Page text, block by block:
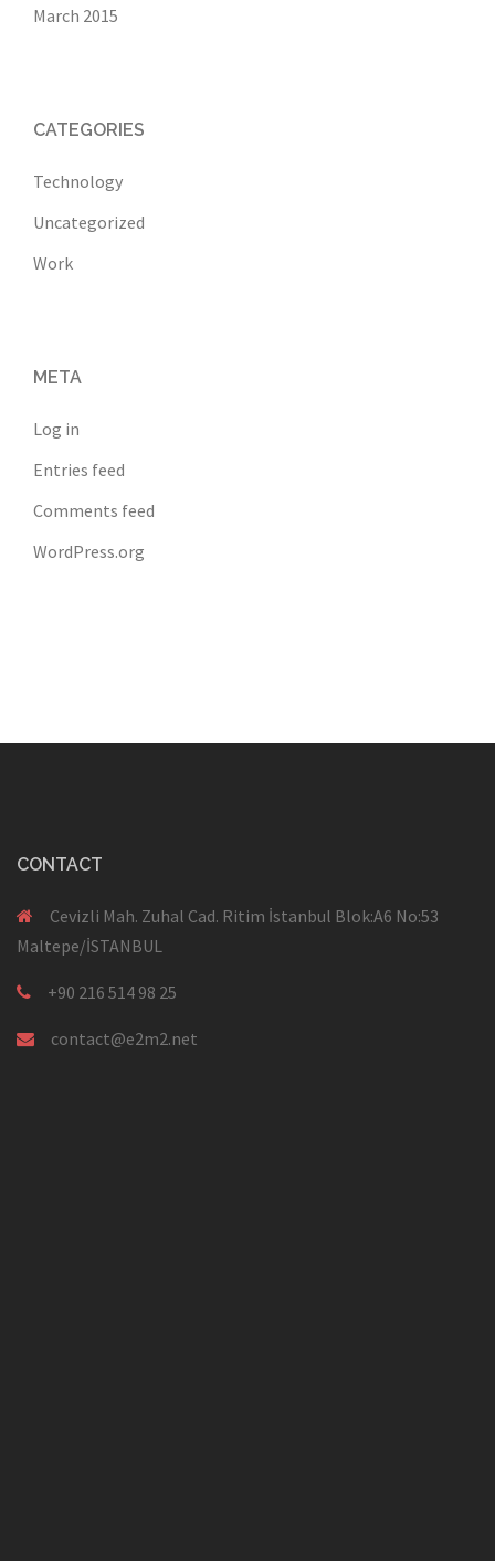
March 2015
CATEGORIES
Technology
Uncategorized
Work
META
Log in
Entries feed
Comments feed
WordPress.org
CONTACT
Cevizli Mah. Zuhal Cad. Ritim İstanbul Blok:A6 No:53
Maltepe/İSTANBUL
+90 216 514 98 25
contact@e2m2.net